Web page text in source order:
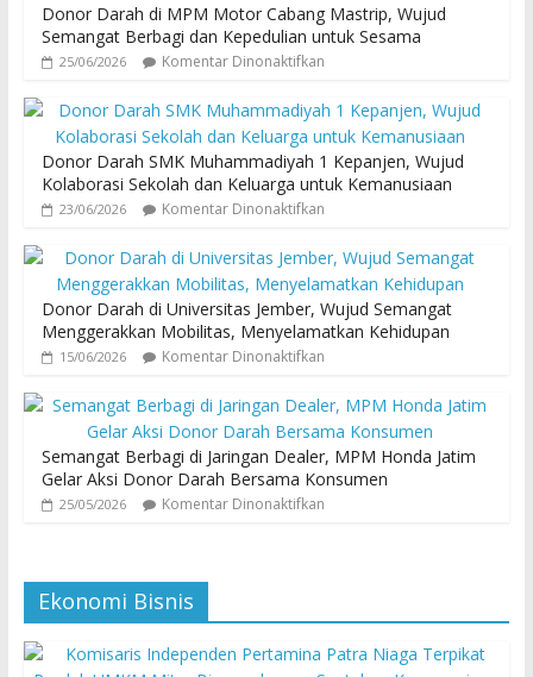
Donor Darah di MPM Motor Cabang Mastrip, Wujud
Semangat Berbagi dan Kepedulian untuk Sesama
25/06/2026 Komentar Dinonaktifkan
Donor Darah SMK Muhammadiyah 1 Kepanjen, Wujud
Kolaborasi Sekolah dan Keluarga untuk Kemanusiaan
23/06/2026 Komentar Dinonaktifkan
Donor Darah di Universitas Jember, Wujud Semangat
Menggerakkan Mobilitas, Menyelamatkan Kehidupan
15/06/2026 Komentar Dinonaktifkan
Semangat Berbagi di Jaringan Dealer, MPM Honda Jatim
Gelar Aksi Donor Darah Bersama Konsumen
25/05/2026 Komentar Dinonaktifkan
Ekonomi Bisnis